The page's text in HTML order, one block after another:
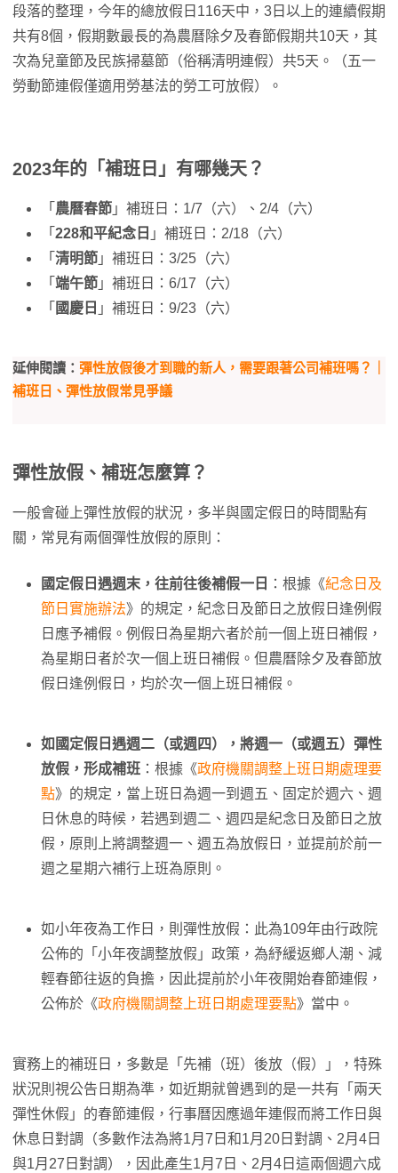
段落的整理，今年的總放假日116天中，3日以上的連續假期
共有8個，假期數最長的為農曆除夕及春節假期共10天，其
次為兒童節及民族掃墓節（俗稱清明連假）共5天。（五一
勞動節連假僅適用勞基法的勞工可放假）。
2023年的「補班日」有哪幾天？
「 農曆春節 」補班日：1/7（六）、2/4（六）
「 228和平紀念日 」補班日：2/18（六）
「 清明節 」補班日：3/25（六）
「 端午節 」補班日：6/17（六）
「 國慶日 」補班日：9/23（六）
延伸閱讀： 彈性放假後才到職的新人，需要跟著公司補班嗎？｜
補班日、彈性放假常見爭議
彈性放假、補班怎麼算？
一般會碰上彈性放假的狀況，多半與國定假日的時間點有
關，常見有兩個彈性放假的原則：
國定假日遇週末，往前往後補假一日 ：根據《紀念日及
節日實施辦法》的規定，紀念日及節日之放假日逢例假
日應予補假。例假日為星期六者於前一個上班日補假，
為星期日者於次一個上班日補假。但農曆除夕及春節放
假日逢例假日，均於次一個上班日補假。
如國定假日遇週二（或週四），將週一（或週五）彈性
放假，形成補班 ：根據《政府機關調整上班日期處理要
點》的規定，當上班日為週一到週五、固定於週六、週
日休息的時候，若遇到週二、週四是紀念日及節日之放
假，原則上將調整週一、週五為放假日，並提前於前一
週之星期六補行上班為原則。
如小年夜為工作日，則彈性放假：此為109年由行政院
公佈的「小年夜調整放假」政策，為紓緩返鄉人潮、減
輕春節往返的負擔，因此提前於小年夜開始春節連假，
公佈於《政府機關調整上班日期處理要點》當中。
實務上的補班日，多數是「先補（班）後放（假）」，特殊
狀況則視公告日期為準，如近期就曾遇到的是一共有「兩天
彈性休假」的春節連假，行事曆因應過年連假而將工作日與
休息日對調（多數作法為將1月7日和1月20日對調、2月4日
與1月27日對調），因此產生1月7日、2月4日這兩個週六成